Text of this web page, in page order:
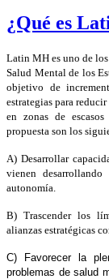
¿Qué es
Latin MH es uno de
Salud Mental de los
objetivo de
estrategias para
en zonas de
propuesta son los
A) Desarrollar
vienen
autonomía.
B) Trascender los
alianzas estratégicas
C) Favorecer la
problemas de salud